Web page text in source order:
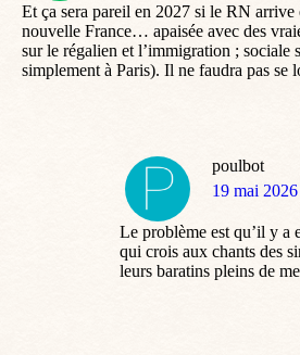
Et ça sera pareil en 2027 si le RN
nouvelle France… apaisée avec des
sur le régalien et l’immigration ; sociale
simplement à Paris). Il ne faudra pas se
poulbot
dit
19 mai
Le problème est qu’il y a
qui crois aux chants des
leurs baratins pleins de